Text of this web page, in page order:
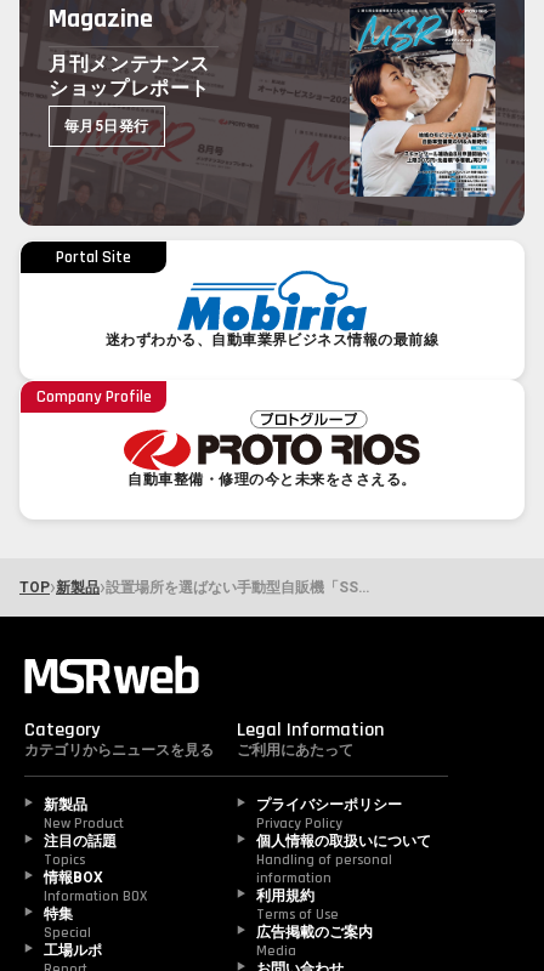
Magazine
月刊メンテナンス
ショップレポート
毎月5日発行
Portal Site
迷わずわかる、自動車業界ビジネス情報の最前線
Company Profile
自動車整備・修理の今と未来をささえる。
TOP›新製品› 設置場所を選ばない手動型自販機「SSV365」 ソフト99コーポレーションが電気不要・防水仕様で新発売
Category
カテゴリからニュースを見る
新製品
New Product
注目の話題
Topics
情報BOX
Information BOX
特集
Special
工場ルポ
Legal Information
ご利用にあたって
プライバシーポリシー
Privacy Policy
個人情報の取扱いについて
Handling of personal
information
利用規約
Terms of Use
広告掲載のご案内
Media